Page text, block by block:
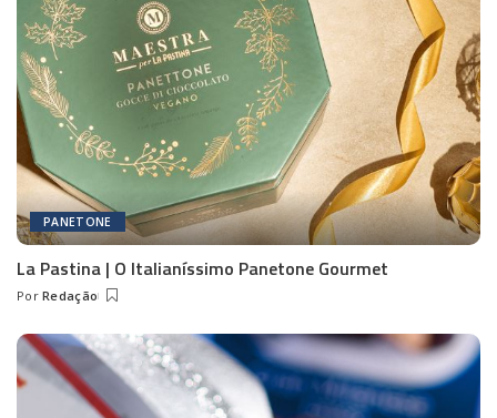
PANETONE
La Pastina | O Italianíssimo Panetone Gourmet
Posted
Por Redação